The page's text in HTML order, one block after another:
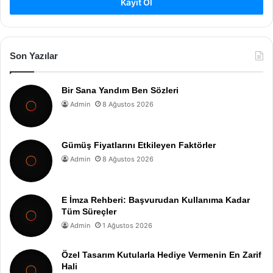
Kayıt Ol
Son Yazılar
Bir Sana Yandım Ben Sözleri
Admin 8 Ağustos 2026
Gümüş Fiyatlarını Etkileyen Faktörler
Admin 8 Ağustos 2026
E İmza Rehberi: Başvurudan Kullanıma Kadar
Tüm Süreçler
Admin 1 Ağustos 2026
Özel Tasarım Kutularla Hediye Vermenin En Zarif
Hali